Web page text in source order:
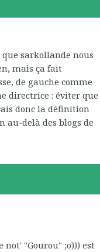
sarkollande nous
mais ça fait
de gauche comme
directrice : éviter que
donc la définition
au-delà des blogs de
not' "Gourou" ;o))) est